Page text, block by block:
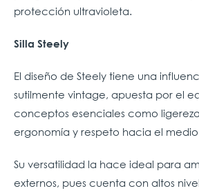
protección ultravioleta.
Silla Steely
El diseño de Steely tiene una
sutilmente vintage, apuesta por el
conceptos esenciales como
ergonomía y respeto hacia el
Su versatilidad la hace ideal para
externos, pues cuenta con altos